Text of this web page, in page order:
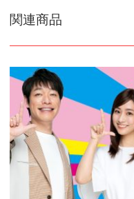
関連商品